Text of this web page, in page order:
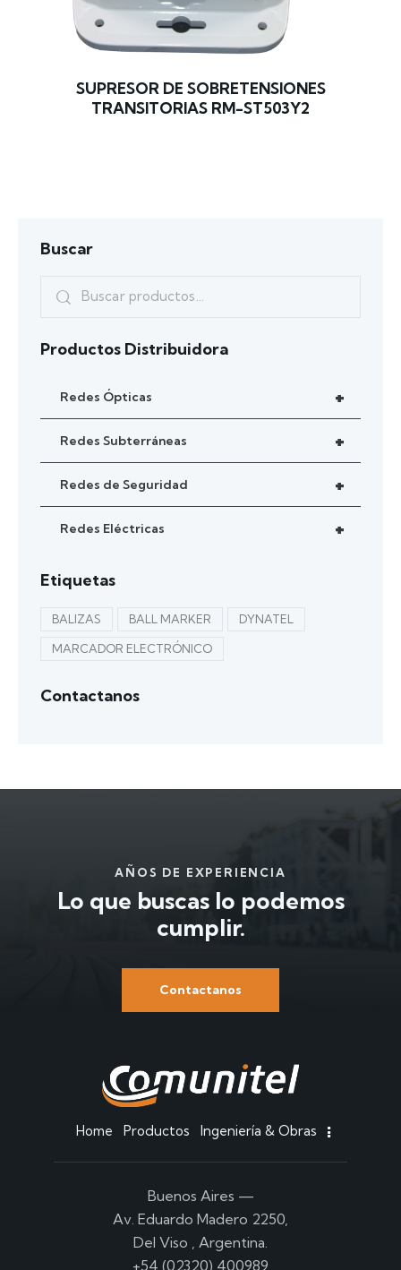
SUPRESOR DE SOBRETENSIONES
TRANSITORIAS RM-ST503Y2
Buscar
Productos Distribuidora
+
Redes Ópticas
+
Redes Subterráneas
+
Redes de Seguridad
+
Redes Eléctricas
Etiquetas
BALIZAS BALL MARKER DYNATEL
MARCADOR ELECTRÓNICO
Contactanos
AÑOS DE EXPERIENCIA
Lo que buscas lo podemos
cumplir.
Contactanos
Home Productos Ingeniería & Obras
Buenos Aires —
Av. Eduardo Madero 2250,
Del Viso , Argentina.
+54 (02320) 400989